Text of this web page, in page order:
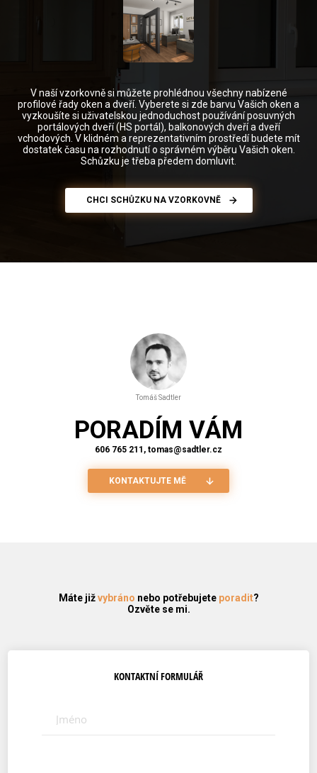
V naší vzorkovně si můžete prohlédnou všechny nabízené
profilové řady oken a dveří. Vyberete si zde barvu Vašich oken a
vyzkoušíte si uživatelskou jednoduchost používání posuvných
portálových dveří (HS portál), balkonových dveří a dveří
vchodových. V klidném a reprezentativním prostředí budete mít
dostatek času na rozhodnutí o správném výběru Vašich oken.
Schůzku je třeba předem domluvit.
CHCI SCHŮZKU NA VZORKOVNĚ
Tomáš Sadtler
PORADÍM VÁM
606 765 211, tomas@sadtler.cz
KONTAKTUJTE MĚ
Máte jižvybráno nebo potřebujete poradit?
Ozvěte se mi.
KONTAKTNÍ FORMULÁŘ